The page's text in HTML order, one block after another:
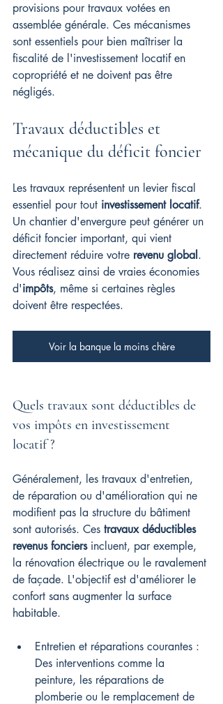
provisions pour travaux votées en
assemblée générale. Ces mécanismes
sont essentiels pour bien maîtriser la
fiscalité de l'investissement locatif en
copropriété et ne doivent pas être
négligés.
Travaux déductibles et
mécanique du déficit foncier
Les travaux représentent un levier fiscal
essentiel pour tout investissement locatif.
Un chantier d'envergure peut générer un
déficit foncier important, qui vient
directement réduire votre revenu global .
Vous réalisez ainsi de vraies économies
d'impôts, même si certaines règles
doivent être respectées.
Voir la banque la moins chère
Quels travaux sont déductibles de
vos impôts en investissement
locatif ?
Généralement, les travaux d'entretien,
de réparation ou d'amélioration qui ne
modifient pas la structure du bâtiment
sont autorisés. Ces travaux déductibles
revenus fonciers incluent, par exemple,
la rénovation électrique ou le ravalement
de façade. L'objectif est d'améliorer le
confort sans augmenter la surface
habitable.
Entretien et réparations courantes :
Des interventions comme la
peinture, les réparations de
plomberie ou le remplacement de